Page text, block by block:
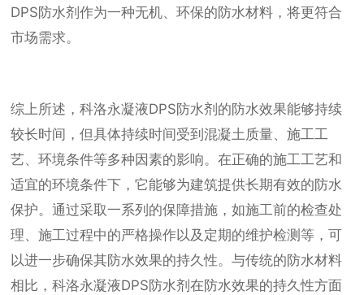
DPS防水剂作为一种无机、环保的防水材料，将更符合
市场需求。
综上所述，科洛永凝液DPS防水剂的防水效果能够持续
较长时间，但具体持续时间受到混凝土质量、施工工
艺、环境条件等多种因素的影响。在正确的施工工艺和
适宜的环境条件下，它能够为建筑提供长期有效的防水
保护。通过采取一系列的保障措施，如施工前的检查处
理、施工过程中的严格操作以及定期的维护检测等，可
以进一步确保其防水效果的持久性。与传统的防水材料
相比，科洛永凝液DPS防水剂在防水效果的持久性方面